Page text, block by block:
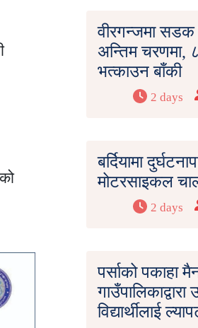
वीरगन्जमा सडक
अन्तिम चरणमा,
भत्काउन बाँकी
2 days
बर्दियामा
मोटरसाइकल
2 days
पर्साको पकाहा
विद्यार्थीलाई